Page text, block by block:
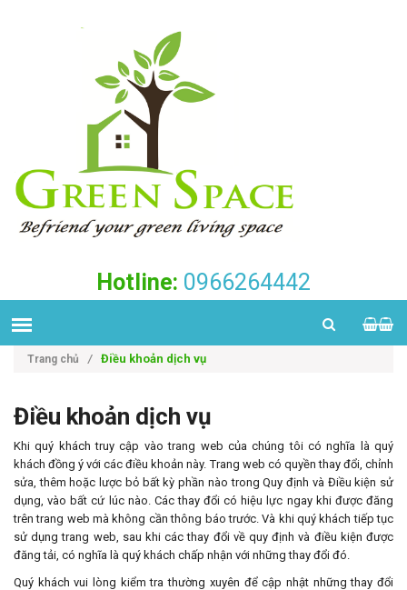
Hotline: 0966264442
Trang chủ / Điều khoản dịch vụ
Điều khoản dịch vụ
Khi quý khách truy cập vào trang web của chúng tôi có nghĩa là quý
khách đồng ý với các điều khoản này. Trang web có quyền thay đổi, chỉnh
sửa, thêm hoặc lược bỏ bất kỳ phần nào trong Quy định và Điều kiện sử
dụng, vào bất cứ lúc nào. Các thay đổi có hiệu lực ngay khi được đăng
trên trang web mà không cần thông báo trước. Và khi quý khách tiếp tục
sử dụng trang web, sau khi các thay đổi về quy định và điều kiện được
đăng tải, có nghĩa là quý khách chấp nhận với những thay đổi đó.
Quý khách vui lòng kiểm tra thường xuyên để cập nhật những thay đổi